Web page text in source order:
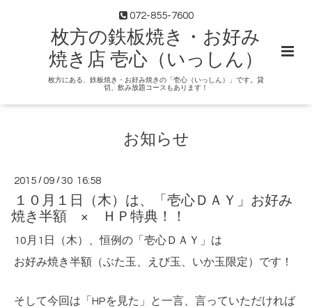
072-855-7600
枚方の鉄板焼き・お好み
焼き店 壱心（いっしん）
枚方にある、鉄板焼き・お好み焼きの「壱心（いっしん）」です。貸
切、飲み放題コースもあります！
お知らせ
2015 /09 /30 16:58
１０月１日（木）は、「壱心ＤＡＹ」お好み
焼き半額 × ＨＰ特典！！
10月1日（木）、恒例の「壱心ＤＡＹ」は
お好み焼き半額（ぶた玉、えび玉、いか玉限定）です！
そして今回は「HPを見た」と一言、言っていただければ